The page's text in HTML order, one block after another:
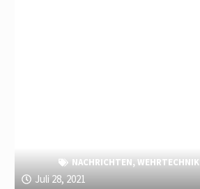
NACHRICHTEN,WEHRTECHNIK
Juli 28, 2021